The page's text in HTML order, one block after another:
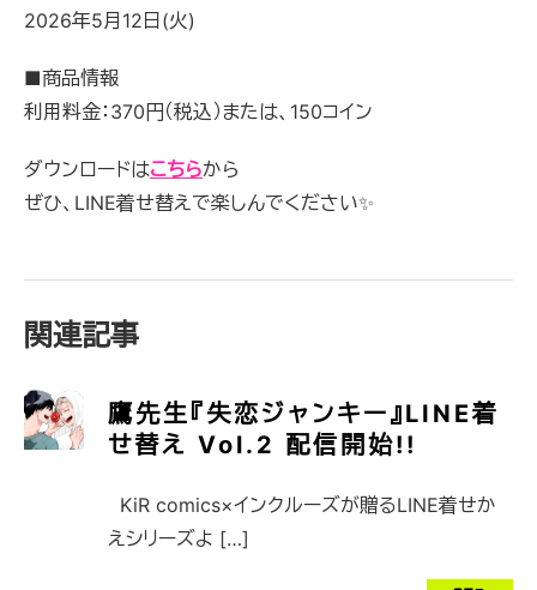
2026年5月12日(火)
■商品情報
利用料金：370円（税込）または、150コイン
ダウンロードはこちらから
ぜひ、LINE着せ替えで楽しんでください✨
関連記事
鷹先生『失恋ジャンキー』LINE着
せ替え Vol.2 配信開始!!
KiR comics×インクルーズが贈るLINE着せか
えシリーズよ […]